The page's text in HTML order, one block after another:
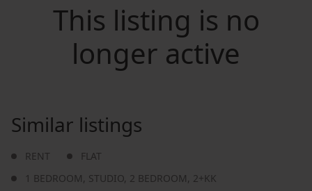
This listing is no
longer active
Similar listings
RENT
FLAT
1 BEDROOM, STUDIO, 2 BEDROOM, 2+KK